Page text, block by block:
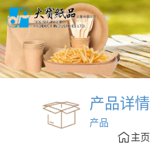
产品详情
产品
主页